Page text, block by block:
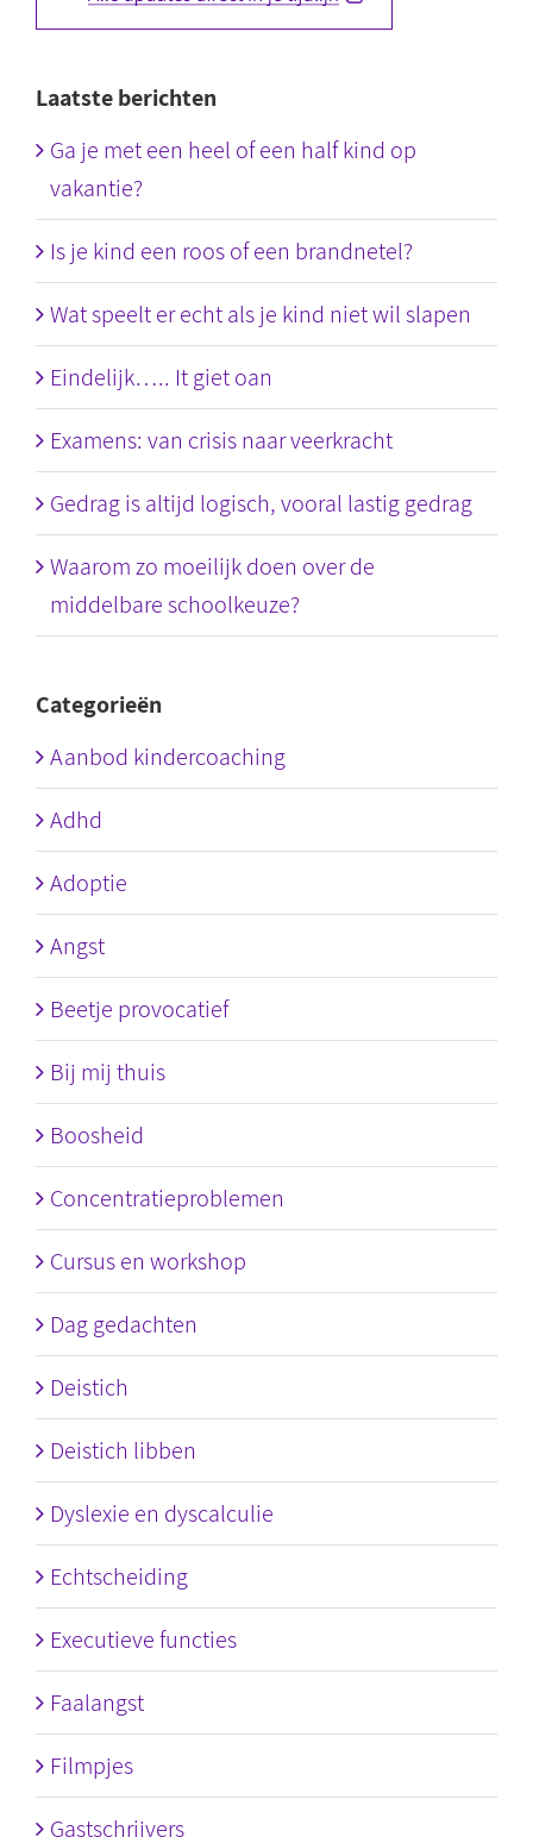
Laatste berichten
Ga je met een heel of een half kind op
vakantie?
Is je kind een roos of een brandnetel?
Wat speelt er echt als je kind niet wil slapen
Eindelijk….. It giet oan
Examens: van crisis naar veerkracht
Gedrag is altijd logisch, vooral lastig gedrag
Waarom zo moeilijk doen over de
middelbare schoolkeuze?
Categorieën
Aanbod kindercoaching
Adhd
Adoptie
Angst
Beetje provocatief
Bij mij thuis
Boosheid
Concentratieproblemen
Cursus en workshop
Dag gedachten
Deistich
Deistich libben
Dyslexie en dyscalculie
Echtscheiding
Executieve functies
Faalangst
Filmpjes
Gastschrijvers